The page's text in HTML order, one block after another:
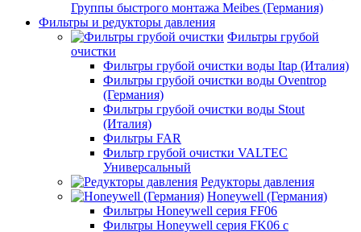
Группы быстрого монтажа Meibes (Германия)
Фильтры и редукторы давления
Фильтры грубой
очистки
Фильтры грубой очистки воды Itap (Италия)
Фильтры грубой очистки воды Oventrop
(Германия)
Фильтры грубой очистки воды Stout
(Италия)
Фильтры FAR
Фильтр грубой очистки VALTEC
Универсальный
Редукторы давления
Honeywell (Германия)
Фильтры Honeywell серия FF06
Фильтры Honeywell серия FK06 с